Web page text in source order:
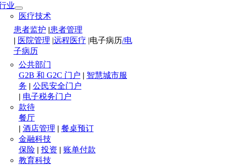
业
医疗技术
患者监护 |患者管理
| 医院管理 |远程医疗 |电子病历/电
子病历
公共部门
G2B 和 G2C 门户 | 智慧城市服
务 | 公民安全门户
| 电子税务门户
款待
餐厅
| 酒店管理 | 餐桌预订
金融科技
保险| 投资 | 账单付款
教育科技